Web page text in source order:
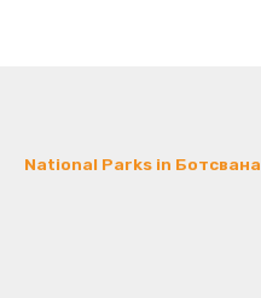
National Parks in Ботсвана